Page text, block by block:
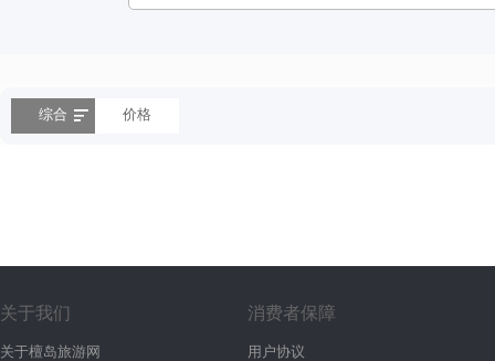
综合 价格
关于我们
关于檀岛旅游网
消费者保障
用户协议